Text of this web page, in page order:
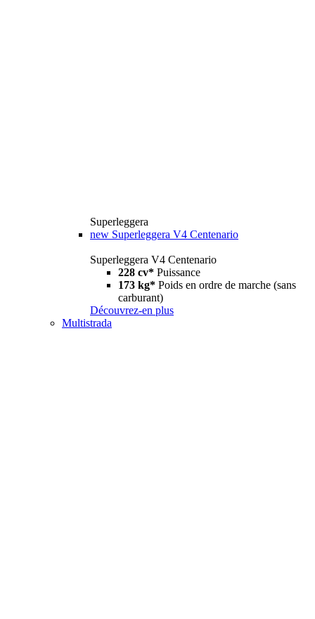
Superleggera
new Superleggera V4 Centenario
Superleggera V4 Centenario
228 cv* Puissance
173 kg* Poids en ordre de marche (sans
carburant)
Découvrez-en plus
Multistrada